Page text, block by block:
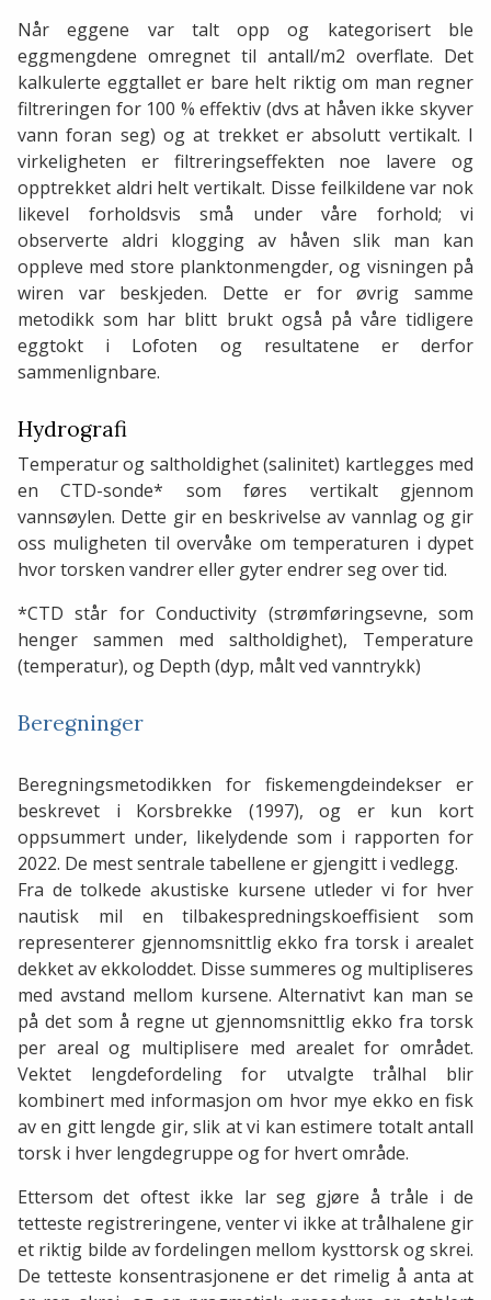
Når eggene var talt opp og kategorisert ble
eggmengdene omregnet til antall/m2 overflate. Det
kalkulerte eggtallet er bare helt riktig om man regner
filtreringen for 100 % effektiv (dvs at håven ikke skyver
vann foran seg) og at trekket er absolutt vertikalt. I
virkeligheten er filtreringseffekten noe lavere og
opptrekket aldri helt vertikalt. Disse feilkildene var nok
likevel forholdsvis små under våre forhold; vi
observerte aldri klogging av håven slik man kan
oppleve med store planktonmengder, og visningen på
wiren var beskjeden. Dette er for øvrig samme
metodikk som har blitt brukt også på våre tidligere
eggtokt i Lofoten og resultatene er derfor
sammenlignbare.
Hydrografi
Temperatur og saltholdighet (salinitet) kartlegges med
en CTD-sonde* som føres vertikalt gjennom
vannsøylen. Dette gir en beskrivelse av vannlag og gir
oss muligheten til overvåke om temperaturen i dypet
hvor torsken vandrer eller gyter endrer seg over tid.
*CTD står for Conductivity (strømføringsevne, som
henger sammen med saltholdighet), Temperature
(temperatur), og Depth (dyp, målt ved vanntrykk)
Beregninger
Beregningsmetodikken for fiskemengdeindekser er
beskrevet i Korsbrekke (1997), og er kun kort
oppsummert under, likelydende som i rapporten for
2022. De mest sentrale tabellene er gjengitt i vedlegg.
Fra de tolkede akustiske kursene utleder vi for hver
nautisk mil en tilbakespredningskoeffisient som
representerer gjennomsnittlig ekko fra torsk i arealet
dekket av ekkoloddet. Disse summeres og multipliseres
med avstand mellom kursene. Alternativt kan man se
på det som å regne ut gjennomsnittlig ekko fra torsk
per areal og multiplisere med arealet for området.
Vektet lengdefordeling for utvalgte trålhal blir
kombinert med informasjon om hvor mye ekko en fisk
av en gitt lengde gir, slik at vi kan estimere totalt antall
torsk i hver lengdegruppe og for hvert område.
Ettersom det oftest ikke lar seg gjøre å tråle i de
tetteste registreringene, venter vi ikke at trålhalene gir
et riktig bilde av fordelingen mellom kysttorsk og skrei.
De tetteste konsentrasjonene er det rimelig å anta at